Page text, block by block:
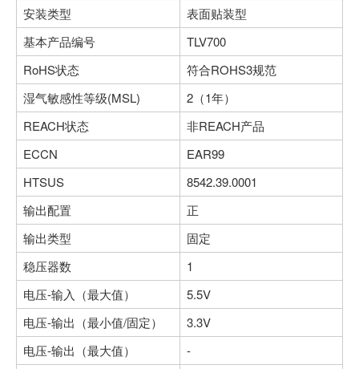
安装类型
表面贴装型
基本产品编号
TLV700
RoHS状态
符合ROHS3规范
湿气敏感性等级(MSL)
2（1年）
REACH状态
非REACH产品
ECCN
EAR99
HTSUS
8542.39.0001
输出配置
正
输出类型
固定
稳压器数
1
电压-输入（最大值）
5.5V
电压-输出（最小值/固定）
3.3V
电压-输出（最大值）
-